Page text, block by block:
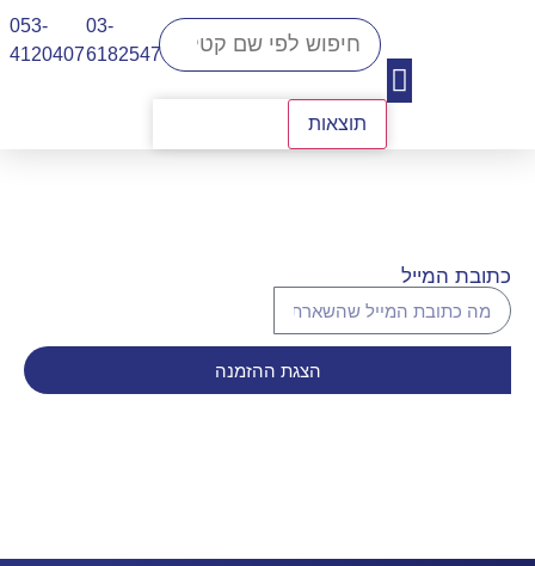
תוצאות
03-
6182547
053-
4120407​
כתובת המייל
הצגת ההזמנה